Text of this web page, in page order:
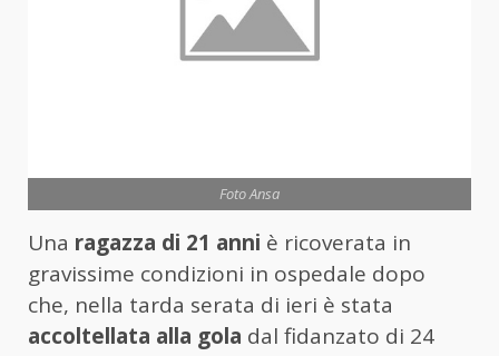
Foto Ansa
Una ragazza di 21 anni è ricoverata in
gravissime condizioni in ospedale dopo
che, nella tarda serata di ieri è stata
accoltellata alla gola dal fidanzato di 24